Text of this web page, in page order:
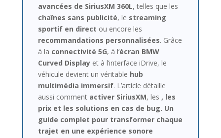
avancées de SiriusXM 360L, telles que les
chaînes sans publicité, le streaming
sportif en direct ou encore les
recommandations personnalisées. Grâce
à la connectivité 5G, à l’écran BMW
Curved Displayet à l’interface iDrive, le
véhicule devient un véritable hub
multimédia immersif. L’article détaille
aussi comment activer SiriusXM, les , les
prixet les solutions en cas de bug. Un
guide complet pour transformer chaque
trajet en une expérience sonore